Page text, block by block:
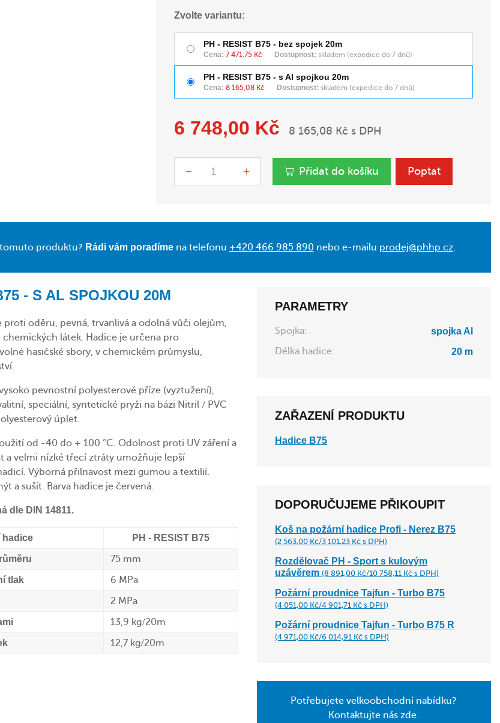
Zvolte variantu:
PH - RESIST B75 - bez spojek 20m
Cena: 7 471,75 Kč Dostupnost: skladem (expedice do 7 dnů)
PH - RESIST B75 - s Al spojkou 20m
Cena: 8 165,08 Kč Dostupnost: skladem (expedice do 7 dnů)
6 748,00 Kč 8 165,08 Kč s DPH
Přidat do košíku Poptat
produktu? Rádi vám poradímena telefonu +420 466 985 890 nebo e-mailu prodej@phhp.cz.
- S AL SPOJKOU 20M
proti oděru, pevná, trvanlivá a odolná vůči olejům,
chemických látek. Hadice je určena pro
hasičské sbory, v chemickém průmyslu,
pevnostní polyesterové příze (vyztužení),
speciální, syntetické pryži na bázi Nitril / PVC
úplet.
od -40 do + 100 °C. Odolnost proti UV záření a
a velmi nízké třecí ztráty umožňuje lepší
Výborná přilnavost mezi gumou a textilií.
a sušit. Barva hadice je červená.
dle DIN 14811.
hadice PH - RESIST B75
75 mm
tlak 6 MPa
2 MPa
13,9 kg/20m
12,7 kg/20m
PARAMETRY
Spojka: spojka Al
Délka hadice: 20 m
ZAŘAZENÍ PRODUKTU
Hadice B75
DOPORUČUJEME PŘIKOUPIT
Koš na požární hadice Profi - Nerez B75
(2 563,00 Kč/3 101,23 Kč s DPH)
Rozdělovač PH - Sport s kulovým
uzávěrem (8 891,00 Kč/10 758,11 Kč s DPH)
Požární proudnice Tajfun - Turbo B75
(4 051,00 Kč/4 901,71 Kč s DPH)
Požární proudnice Tajfun - Turbo B75 R
(4 971,00 Kč/6 014,91 Kč s DPH)
Potřebujete velkoobchodní nabídku?
Kontaktujte nás zde.